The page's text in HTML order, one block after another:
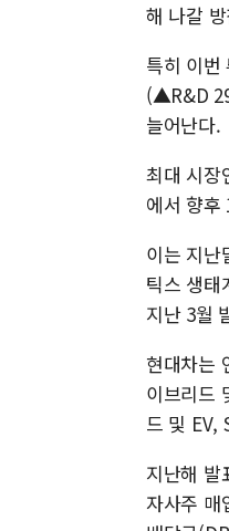
해 나갈
특히 이번
(▲R&D
늘어난다.
최대 시장
에서 향후
이는 지난
틱스 생태
지난 3월
현대차는
이브리드
드 및 EV,
지난해 발
자사주 매